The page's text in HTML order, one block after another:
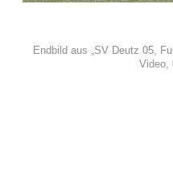
Endbild aus „SV Deutz 05,
Video,